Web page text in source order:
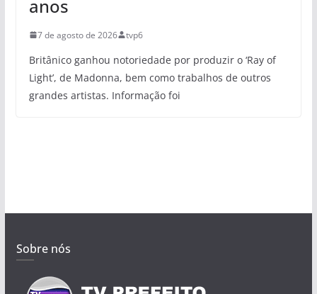
anos
7 de agosto de 2026 tvp6
Britânico ganhou notoriedade por produzir o ‘Ray of
Light’, de Madonna, bem como trabalhos de outros
grandes artistas. Informação foi
Sobre nós